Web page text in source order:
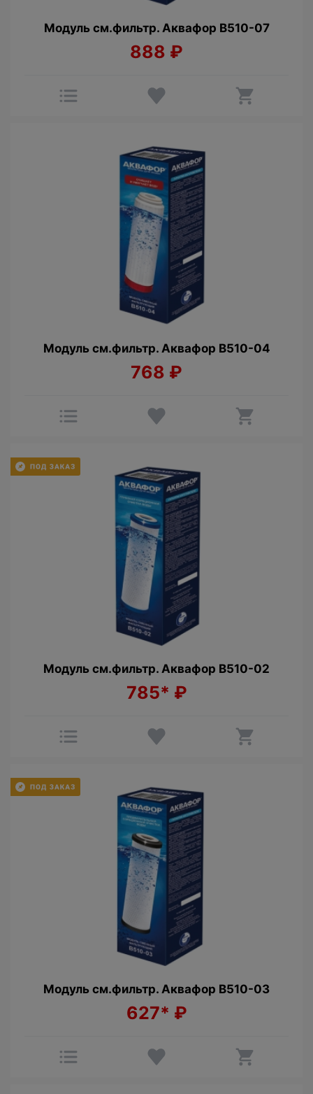
Модуль см.фильтр. Аквафор В510-07
888 ₽
Модуль см.фильтр. Аквафор В510-04
768 ₽
Модуль см.фильтр. Аквафор В510-02
785* ₽
Модуль см.фильтр. Аквафор В510-03
627* ₽